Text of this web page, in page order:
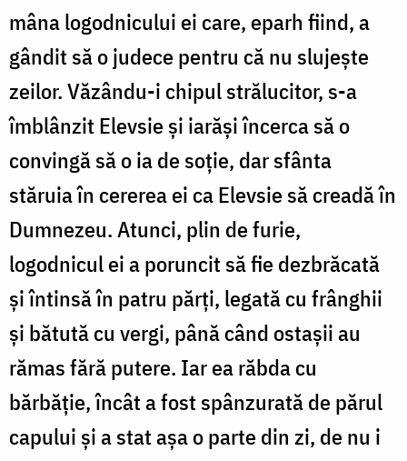
mâna logodnicului ei care, eparh fiind, a
gândit să o judece pentru că nu slujește
zeilor. Văzându-i chipul strălucitor, s-a
îmblânzit Elevsie și iarăși încerca să o
convingă să o ia de soție, dar sfânta
stăruia în cererea ei ca Elevsie să creadă în
Dumnezeu. Atunci, plin de furie,
logodnicul ei a poruncit să fie dezbrăcată
și întinsă în patru părți, legată cu frânghii
și bătută cu vergi, până când ostașii au
rămas fără putere. Iar ea răbda cu
bărbăție, încât a fost spânzurată de părul
capului și a stat așa o parte din zi, de nu i